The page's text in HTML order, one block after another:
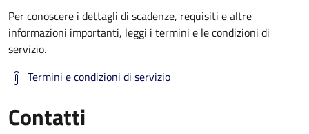
Per conoscere i dettagli di scadenze, requisiti e altre
informazioni importanti, leggi i termini e le condizioni di
servizio.
Termini e condizioni di servizio
Contatti